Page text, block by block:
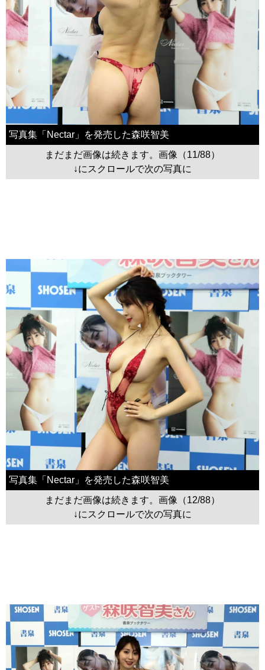
写真集「Nectar」を発売した森咲智美
まだまだ画像は続きます。画像（11/88）
↓にスクロールで次の写真に
写真集「Nectar」を発売した森咲智美
まだまだ画像は続きます。画像（12/88）
↓にスクロールで次の写真に